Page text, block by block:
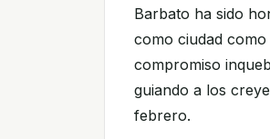
Barbato ha sido
como ciudad
compromiso
guiando a los
febrero.